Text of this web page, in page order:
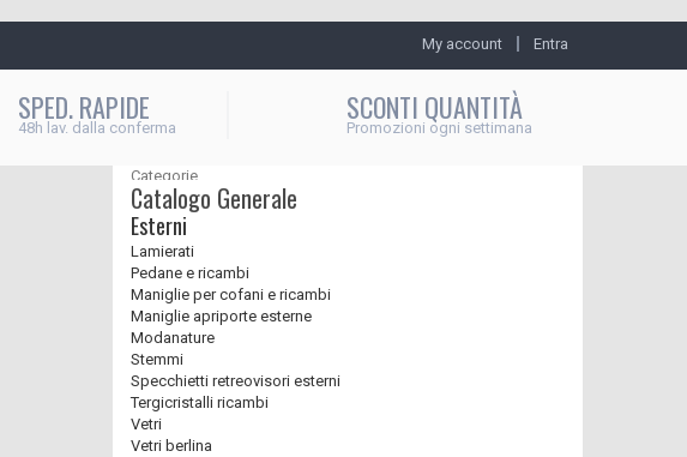
My account Entra
SPED. RAPIDE
48h lav. dalla conferma
SCONTI QUANTITÀ
Promozioni ogni settimana
Categorie
Catalogo Generale
Esterni
Lamierati
Pedane e ricambi
Maniglie per cofani e ricambi
Maniglie apriporte esterne
Modanature
Stemmi
Specchietti retreovisori esterni
Tergicristalli ricambi
Vetri
Vetri berlina